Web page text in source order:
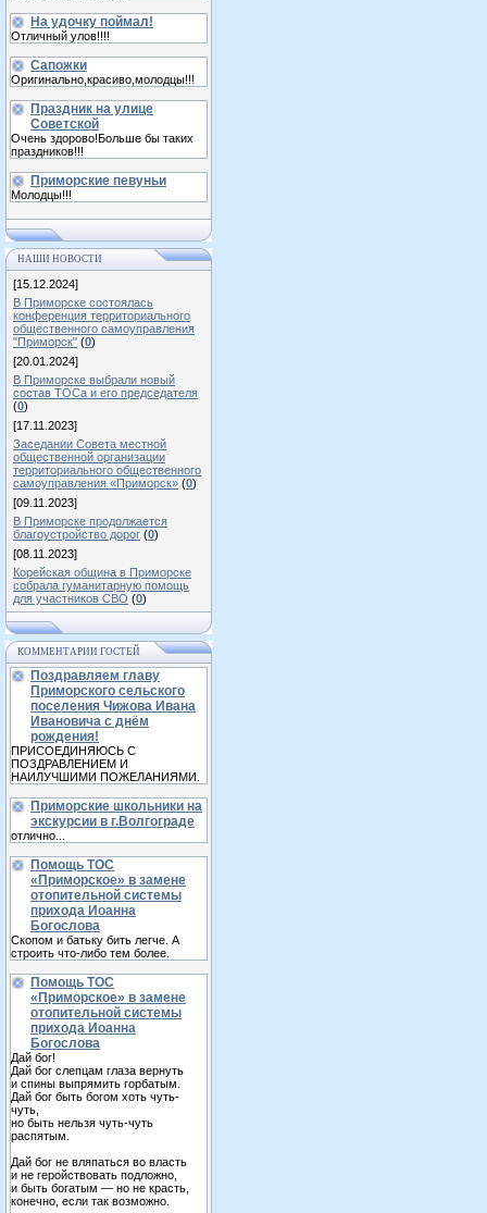
На удочку поймал!
Отличный улов!!!!
Сапожки
Оригинально,красиво,молодцы!!!
Праздник на улице
Советской
Очень здорово!Больше бы таких
праздников!!!
Приморские певуньи
Молодцы!!!
НАШИ НОВОСТИ
[15.12.2024]
В Приморске состоялась
конференция территориального
общественного самоуправления
"Приморск" (0)
[20.01.2024]
В Приморске выбрали новый
состав ТОСа и его председателя
(0)
[17.11.2023]
Заседании Совета местной
общественной организации
территориального общественного
самоуправления «Приморск» (0)
[09.11.2023]
В Приморске продолжается
благоустройство дорог (0)
[08.11.2023]
Корейская община в Приморске
собрала гуманитарную помощь
для участников СВО (0)
КОММЕНТАРИИ ГОСТЕЙ
Поздравляем главу
Приморского сельского
поселения Чижова Ивана
Ивановича с днём
рождения!
ПРИСОЕДИНЯЮСЬ С
ПОЗДРАВЛЕНИЕМ И
НАИЛУЧШИМИ ПОЖЕЛАНИЯМИ.
Приморские школьники на
экскурсии в г.Волгограде
отлично...
Помощь ТОС
«Приморское» в замене
отопительной системы
прихода Иоанна
Богослова
Скопом и батьку бить легче. А
строить что-либо тем более.
Помощь ТОС
«Приморское» в замене
отопительной системы
прихода Иоанна
Богослова
Дай бог!
Дай бог слепцам глаза вернуть
и спины выпрямить горбатым.
Дай бог быть богом хоть чуть-
чуть,
но быть нельзя чуть-чуть
распятым.
Дай бог не вляпаться во власть
и не геройствовать подложно,
и быть богатым — но не красть,
конечно, если так возможно.